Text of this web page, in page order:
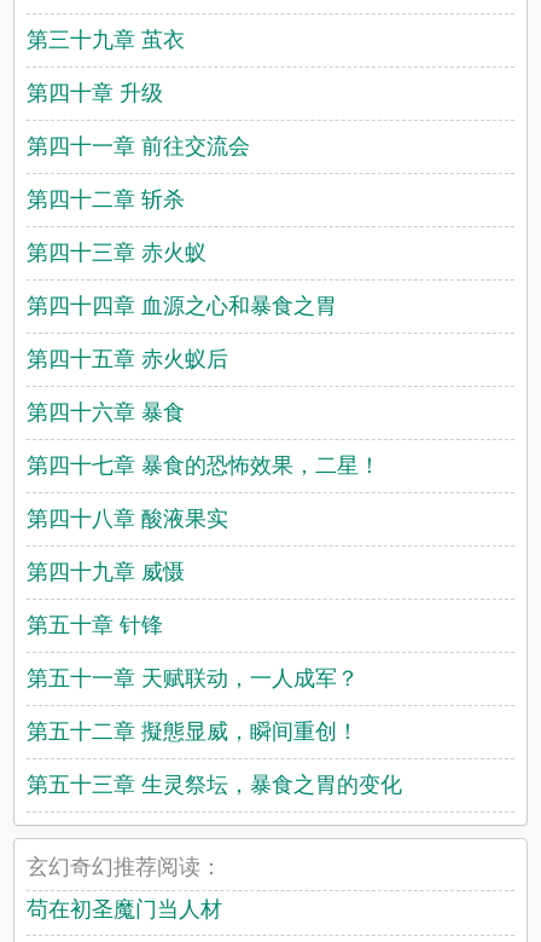
第三十九章 茧衣
第四十章 升级
第四十一章 前往交流会
第四十二章 斩杀
第四十三章 赤火蚁
第四十四章 血源之心和暴食之胃
第四十五章 赤火蚁后
第四十六章 暴食
第四十七章 暴食的恐怖效果，二星！
第四十八章 酸液果实
第四十九章 威慑
第五十章 针锋
第五十一章 天赋联动，一人成军？
第五十二章 擬態显威，瞬间重创！
第五十三章 生灵祭坛，暴食之胃的变化
玄幻奇幻推荐阅读：
苟在初圣魔门当人材